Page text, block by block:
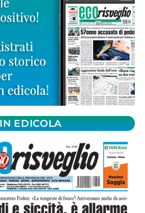
IN EDICOLA